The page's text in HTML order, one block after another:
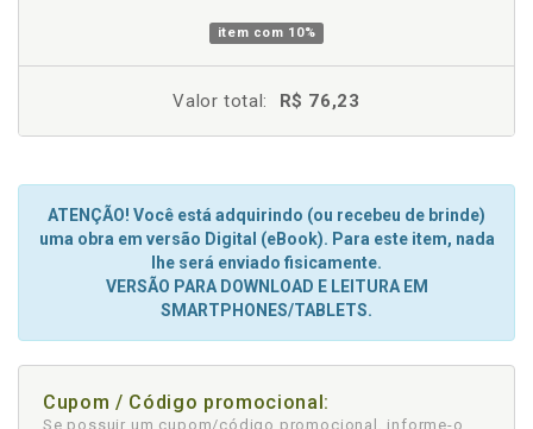
item com 10%
Valor total: R$ 76,23
ATENÇÃO! Você está adquirindo (ou recebeu de brinde)
uma obra em versão Digital (eBook). Para este item, nada
lhe será enviado fisicamente.
VERSÃO PARA DOWNLOAD E LEITURA EM
SMARTPHONES/TABLETS.
Cupom / Código promocional:
Se possuir um cupom/código promocional, informe-o